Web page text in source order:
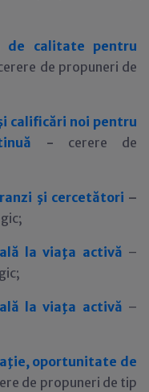
de calitate pentru
de propuneri de
calificări noi pentru
- cerere de
şi cercetători –
la viaţa activă –
la viaţa activă –
oportunitate de
de propuneri de tip